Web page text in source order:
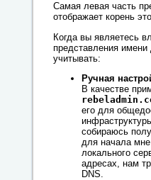
Самая левая часть
отображает корень
Когда вы являетесь
представления
учитывать:
Ручная
В качестве
его для
собираюсь
для начала
локального
адресах, нам
DNS.